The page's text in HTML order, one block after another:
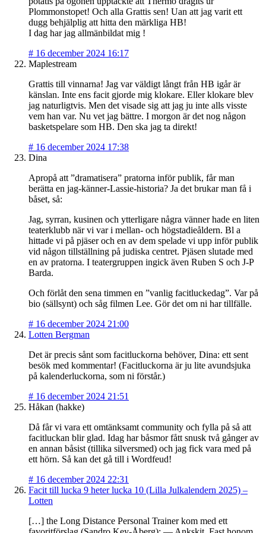
Plommonstopet! Och alla Grattis sen! Uan att jag varit ett
dugg behjälplig att hitta den märkliga HB!
I dag har jag allmänbildat mig !
# 16 december 2024 16:17
Maplestream
Grattis till vinnarna! Jag var väldigt långt från HB igår är
känslan. Inte ens facit gjorde mig klokare. Eller klokare blev
jag naturligtvis. Men det visade sig att jag ju inte alls visste
vem han var. Nu vet jag bättre. I morgon är det nog någon
basketspelare som HB. Den ska jag ta direkt!
# 16 december 2024 17:38
Dina
Apropå att ”dramatisera” pratorna inför publik, får man
berätta en jag-känner-Lassie-historia? Ja det brukar man få i
båset, så:
Jag, syrran, kusinen och ytterligare några vänner hade en liten
teaterklubb när vi var i mellan- och högstadieåldern. Bl a
hittade vi på pjäser och en av dem spelade vi upp inför publik
vid någon tillställning på judiska centret. Pjäsen slutade med
en av pratorna. I teatergruppen ingick även Ruben S och J-P
Barda.
Och förlåt den sena timmen en ”vanlig facitluckedag”. Var på
bio (sällsynt) och såg filmen Lee. Gör det om ni har tillfälle.
# 16 december 2024 21:00
Lotten Bergman
Det är precis sånt som facitluckorna behöver, Dina: ett sent
besök med kommentar! (Facitluckorna är ju lite avundsjuka
på kalenderluckorna, som ni förstår.)
# 16 december 2024 21:51
Håkan (hakke)
Då får vi vara ett omtänksamt community och fylla på så att
facitluckan blir glad. Idag har båsmor fått snusk två gånger av
en annan båsist (tillika silversmed) och jag fick vara med på
ett hörn. Så kan det gå till i Wordfeud!
# 16 december 2024 22:31
Facit till lucka 9 heter lucka 10 (Lilla Julkalendern 2025) –
Lotten
[…] the Long Distance Personal Trainer kom med ett